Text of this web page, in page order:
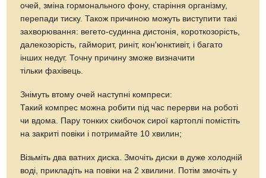
очей, зміна гормонального фону, старіння організму,
перепади тиску. Також причиною можуть виступити такі
захворювання: вегето-судинна дистонія, короткозорість,
далекозорість, гайморит, риніт, кон'юнктивіт, і багато
інших недуг. Точну причину зможе визначити
тільки фахівець.
Знімуть втому очей наступні компреси:
Такий компрес можна робити під час перерви на роботі
чи вдома. Пару тонких скибочок сирої картоплі помістіть
на закриті повіки і потримайте 10 хвилин;
Візьміть два ватних диска. Змочіть диски в дуже холодній
воді, прикладіть на повіки на 2 хвилини. Потім змочіть у